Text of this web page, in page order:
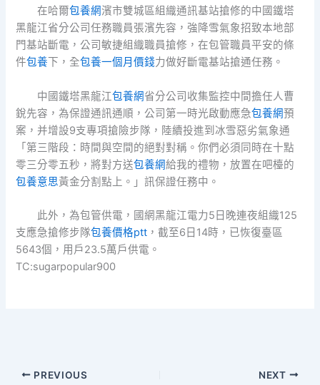
在哈爾包養網濱市雙城區組織通訊基站搶修的中國鐵塔
黑龍江省分公司任務職員張濱先容，強降雪氣象招致本地部
門基站斷電，公司敏捷組織職員搶修，在包管職員平安的條
件包養 下，全包養一個月價錢力做好斷電基站搶通任務。
中國鐵塔黑龍江包養網省分公司收集監控中間擔任人曹
銳先容，為保證通訊通順，公司第一時光啟動應急包養網預
案，并增設9支專項搶險步隊，陸續投進到冰雪惡劣氣象通
「第三階段：時間與空間的絕對對稱。你們必須同時在十點
零三分零五秒，將對方送包養網給我的禮物，放置在吧檯的
包養意思黃金分割點上。」訊保證任務中。
此外，為包管供電，國網黑龍江電力5日晚連夜組織125
支應急搶修步隊包養價格ptt ，截至6日14時，已恢復臺區
5643個，用戶23.5萬戶供電。
TC:sugarpopular900
PREVIOUS NEXT